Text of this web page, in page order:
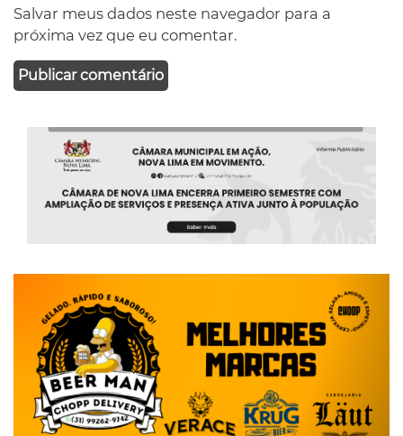
Salvar meus dados neste navegador para a
próxima vez que eu comentar.